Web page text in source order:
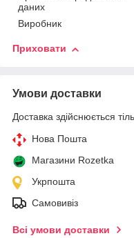
даних
Виробник
Приховати
Умови доставки
Доставка здійснюється
Нова Пошта
Магазини Rozetka
Укрпошта
Самовивіз
Всі умови доставки